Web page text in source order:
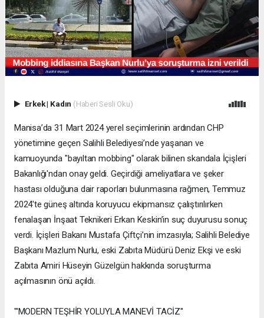
Erkek| Kadın (Haberi Sesli Oku)
Manisa’da 31 Mart 2024 yerel seçimlerinin ardından CHP
yönetimine geçen Salihli Belediyesi’nde yaşanan ve
kamuoyunda "bayıltan mobbing" olarak bilinen skandala İçişleri
Bakanlığı'ndan onay geldi. Geçirdiği ameliyatlara ve şeker
hastası olduğuna dair raporları bulunmasına rağmen, Temmuz
2024'te güneş altında koruyucu ekipmansız çalıştırılırken
fenalaşan İnşaat Teknikeri Erkan Keskin’in suç duyurusu sonuç
verdi. İçişleri Bakanı Mustafa Çiftçi’nin imzasıyla; Salihli Belediye
Başkanı Mazlum Nurlu, eski Zabıta Müdürü Deniz Ekşi ve eski
Zabıta Amiri Hüseyin Güzelgün hakkında soruşturma
açılmasının önü açıldı.
"'MODERN TEŞHİR YOLUYLA MANEVİ TACİZ''